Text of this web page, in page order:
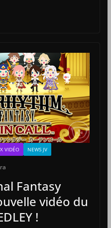
VIDÉO NEWS JV
Fantasy
vidéo du
!